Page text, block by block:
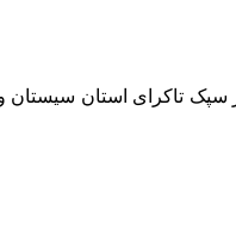
سپک تاکرای استان سیستان